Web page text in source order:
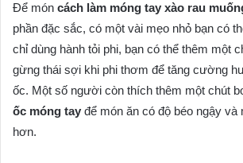
Để món cách làm móng tay xào rau
phần đặc sắc, có một vài mẹo nhỏ bạn có
chỉ dùng hành tỏi phi, bạn có thể thêm một
gừng thái sợi khi phi thơm để tăng cường
ốc. Một số người còn thích thêm một chút
ốc móng tay để món ăn có độ béo ngậy
hơn.